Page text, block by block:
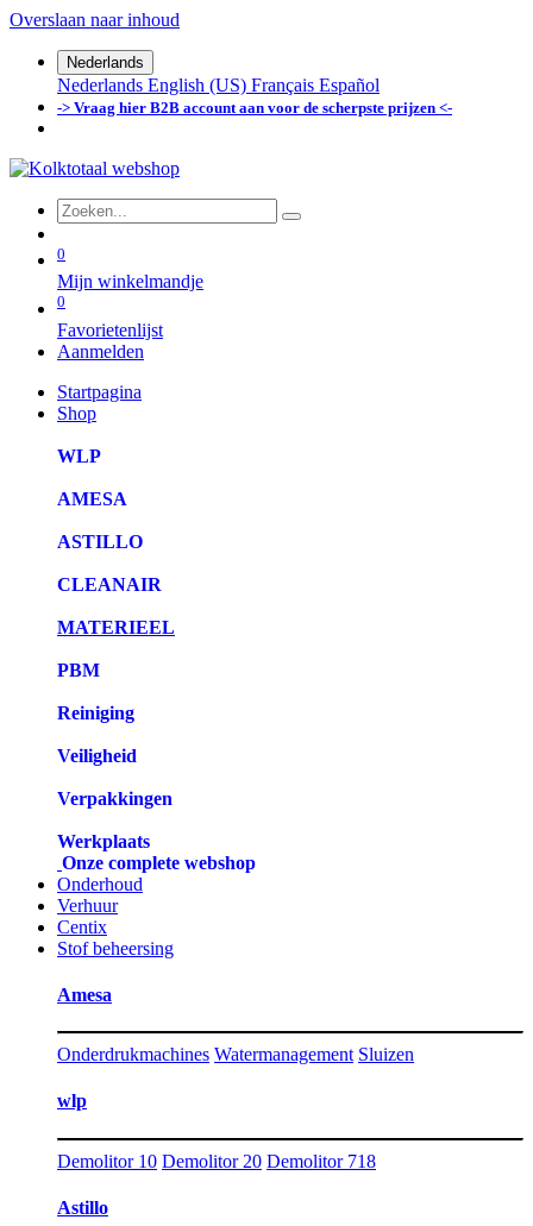
Overslaan naar inhoud
Nederlands
Nederlands English (US) Français Español
-> Vraag hier B2B account aan voor de scherpste prijzen <-
0
Mijn winkelmandje
0
Favorietenlijst
Aanmelden
Startpagina
Shop
WLP
AMESA
ASTILLO
CLEANAIR
MATERIEEL
PBM
Reiniging
Veiligheid
Verpakkingen
Werkplaats
Onze complete webshop
Onderhoud
Verhuur
Centix
Stof beheersing
Amesa
Onderdrukmachines Watermanagement Sluizen
wlp
Demolitor 10 Demolitor 20 Demolitor 718
Astillo